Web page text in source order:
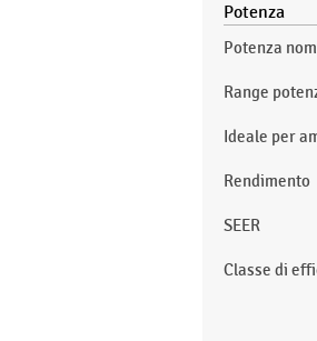
Potenza
Potenza
Range
Ideale per
Rendimento
SEER
Classe di